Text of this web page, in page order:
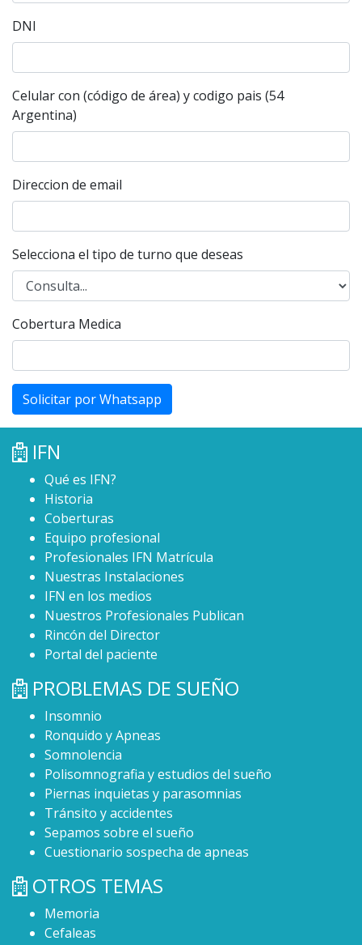
DNI
Celular con (código de área) y codigo pais (54
Argentina)
Direccion de email
Selecciona el tipo de turno que deseas
Cobertura Medica
Solicitar por Whatsapp
IFN
Qué es IFN?
Historia
Coberturas
Equipo profesional
Profesionales IFN Matrícula
Nuestras Instalaciones
IFN en los medios
Nuestros Profesionales Publican
Rincón del Director
Portal del paciente
PROBLEMAS DE SUEÑO
Insomnio
Ronquido y Apneas
Somnolencia
Polisomnografia y estudios del sueño
Piernas inquietas y parasomnias
Tránsito y accidentes
Sepamos sobre el sueño
Cuestionario sospecha de apneas
OTROS TEMAS
Memoria
Cefaleas